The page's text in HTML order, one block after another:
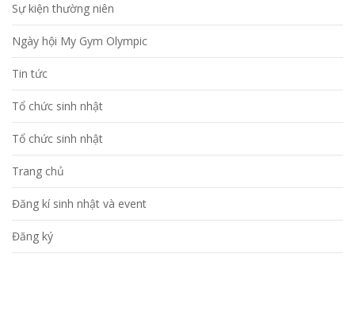
Sự kiện thường niên
Ngày hội My Gym Olympic
Tin tức
Tổ chức sinh nhật
Tổ chức sinh nhật
Trang chủ
Đăng kí sinh nhật và event
Đăng ký